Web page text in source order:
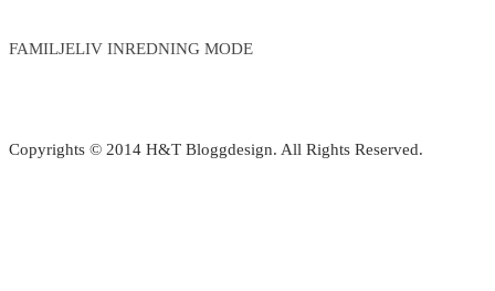
FAMILJELIV INREDNING MODE
Copyrights © 2014 H&T Bloggdesign. All Rights Reserved.